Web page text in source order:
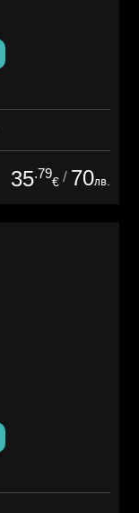
35.79
€ / 70лв.